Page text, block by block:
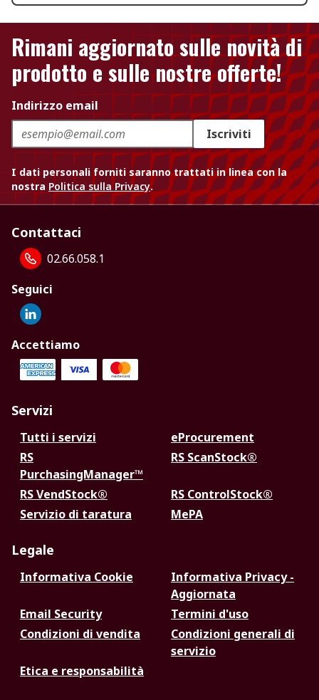
Rimani aggiornato sulle novità di
prodotto e sulle nostre offerte!
Indirizzo email
Iscriviti
I dati personali forniti saranno trattati in linea con la
nostra Politica sulla Privacy.
Contattaci
02.66.058.1
Seguici
Accettiamo
Servizi
Tutti i servizi
eProcurement
RS
PurchasingManager™
RS ScanStock®
RS VendStock®
RS ControlStock®
Servizio di taratura
MePA
Legale
Informativa Cookie
Informativa Privacy -
Aggiornata
Email Security
Termini d'uso
Condizioni di vendita
Condizioni generali di
servizio
Etica e responsabilità